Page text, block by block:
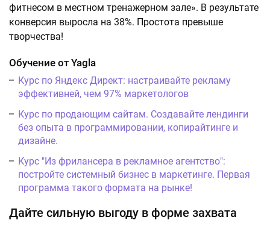
фитнесом в местном тренажерном зале». В результате
конверсия выросла на 38%. Простота превыше
творчества!
Обучение от Yagla
Курс по Яндекс Директ: настраивайте рекламу
эффективней, чем 97% маркетологов
Курс по продающим сайтам. Создавайте лендинги
без опыта в программировании, копирайтинге и
дизайне.
Курс "Из фрилансера в рекламное агентство":
постройте системный бизнес в маркетинге. Первая
программа такого формата на рынке!
Дайте сильную выгоду в форме захвата